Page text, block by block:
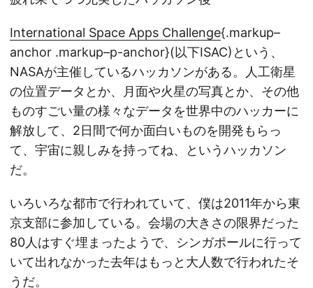
International Space Apps Challenge{.markup–
anchor .markup–p-anchor}(以下ISAC)という、
NASAが主催しているハッカソンがある。人工衛星
の位置データとか、月面や火星の写真とか、その他
ものすごい量の様々なデータを世界中のハッカーに
解放して、2日間で何か面白いものを開発もらっ
て、宇宙に親しみを持ってね、というハッカソン
だ。
いろいろな都市で行われていて、僕は2011年から東
京支部に参加している。会場の大きさの限界だった
80人はすぐ埋まったようで、シンガポールに行って
いて出れなかった去年はもっと大人数で行われたそ
うだ。